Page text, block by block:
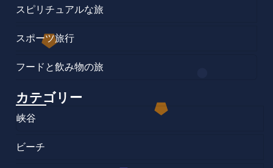
スピリチュアルな旅
スポーツ旅行
フードと飲み物の旅
カテゴリー
峡谷
ビーチ